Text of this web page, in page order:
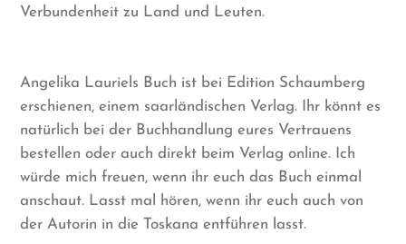
Verbundenheit zu Land und Leuten.
Angelika Lauriels Buch ist bei Edition Schaumberg
erschienen, einem saarländischen Verlag. Ihr könnt es
natürlich bei der Buchhandlung eures Vertrauens
bestellen oder auch direkt beim Verlag online. Ich
würde mich freuen, wenn ihr euch das Buch einmal
anschaut. Lasst mal hören, wenn ihr euch auch von
der Autorin in die Toskana entführen lasst.